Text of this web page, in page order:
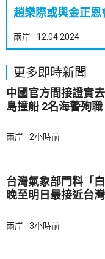
趙樂際或與金正
兩岸 12.04.2024
更多即時新聞
中國官方間接證實
島撞船 2名海警殉職
兩岸 2小時前
台灣氣象部門料「
晚至明日最接近台灣
兩岸 3小時前